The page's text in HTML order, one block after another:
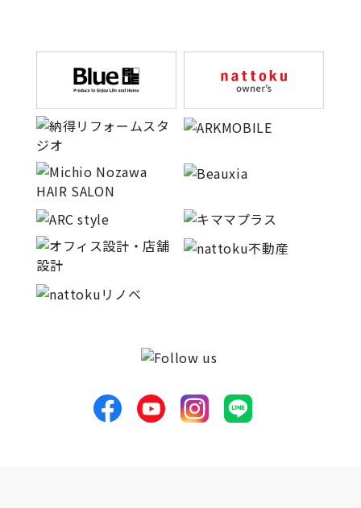
家具まで標準仕様の空間コーディネート
身体に優しい自然素材の家
耐震等級3 & 許容応力度計算 全棟標準
徹底したコストダウンの追求
頑丈で長持ちの外壁
快適な室内環境へのこだわり